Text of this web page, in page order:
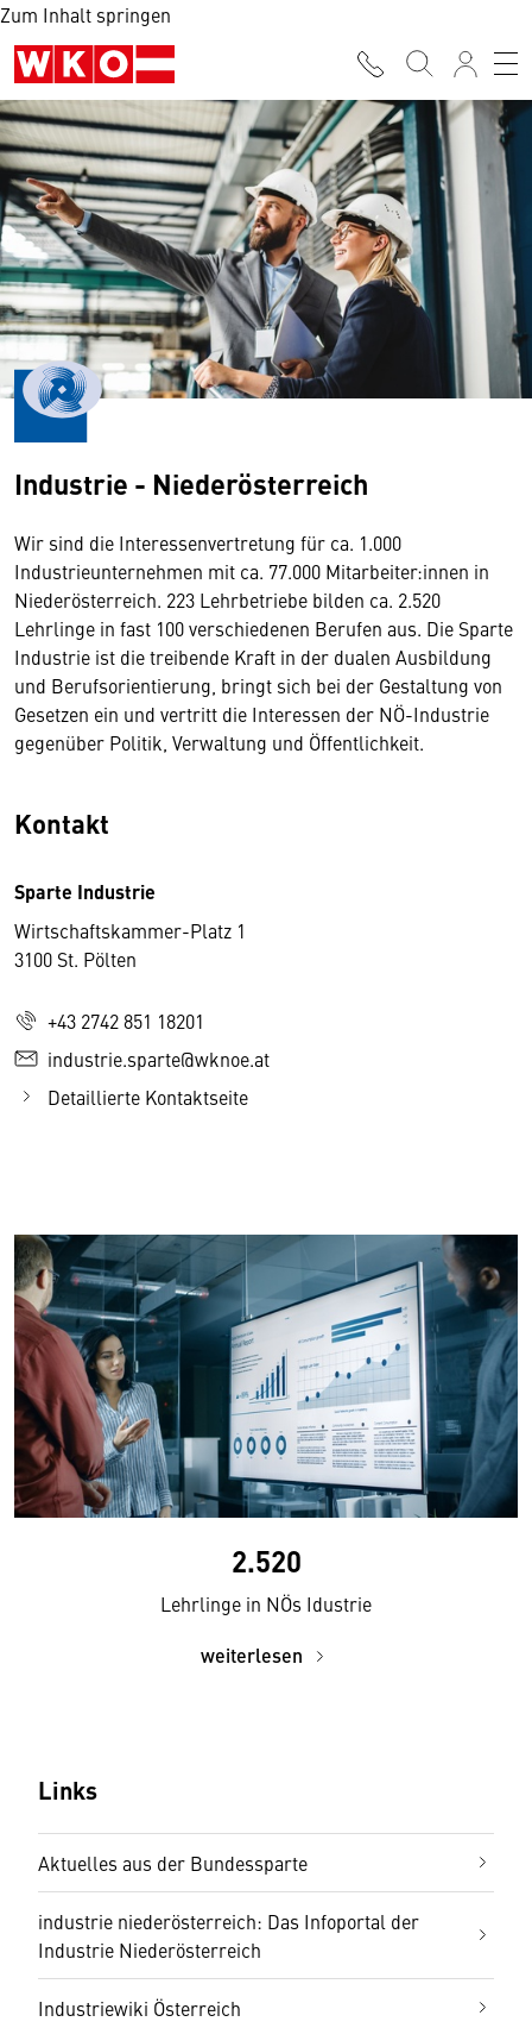
Zum Inhalt springen
Industrie - Niederösterreich
Wir sind die Interessenvertretung für ca. 1.000
Industrieunternehmen mit ca. 77.000 Mitarbeiter:innen in
Niederösterreich. 223 Lehrbetriebe bilden ca. 2.520
Lehrlinge in fast 100 verschiedenen Berufen aus. Die Sparte
Industrie ist die treibende Kraft in der dualen Ausbildung
und Berufsorientierung, bringt sich bei der Gestaltung von
Gesetzen ein und vertritt die Interessen der NÖ-Industrie
gegenüber Politik, Verwaltung und Öffentlichkeit.
Kontakt
Sparte Industrie
Wirtschaftskammer-Platz 1
3100 St. Pölten
+43 2742 851 18201
industrie.sparte@wknoe.at
Detaillierte Kontaktseite
2.520
Lehrlinge in NÖs Idustrie
weiterlesen
Links
Aktuelles aus der Bundessparte
industrie niederösterreich: Das Infoportal der
Industrie Niederösterreich
Industriewiki Österreich